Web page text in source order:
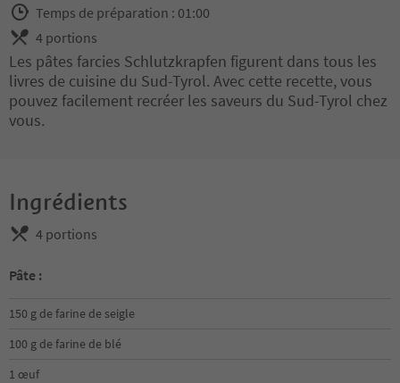
Temps de préparation : 01:00
4 portions
Les pâtes farcies Schlutzkrapfen figurent dans tous les
livres de cuisine du Sud-Tyrol. Avec cette recette, vous
pouvez facilement recréer les saveurs du Sud-Tyrol chez
vous.
Ingrédients
4 portions
Pâte :
150 g de farine de seigle
100 g de farine de blé
1 œuf